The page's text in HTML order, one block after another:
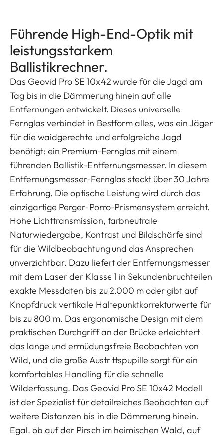
Führende High-End-Optik mit
leistungsstarkem
Ballistikrechner.
Das Geovid Pro SE 10x42 wurde für die Jagd am
Tag bis in die Dämmerung hinein auf alle
Entfernungen entwickelt. Dieses universelle
Fernglas verbindet in Bestform alles, was ein Jäger
für die waidgerechte und erfolgreiche Jagd
benötigt: ein Premium-Fernglas mit einem
führenden Ballistik-Entfernungsmesser. In diesem
Entfernungsmesser-Fernglas steckt über 30 Jahre
Erfahrung. Die optische Leistung wird durch das
einzigartige Perger-Porro-Prismensystem erreicht.
Hohe Lichttransmission, farbneutrale
Naturwiedergabe, Kontrast und Bildschärfe sind
für die Wildbeobachtung und das Ansprechen
unverzichtbar. Dazu liefert der Entfernungsmesser
mit dem Laser der Klasse 1 in Sekundenbruchteilen
exakte Messdaten bis zu 2.000 m oder gibt auf
Knopfdruck vertikale Haltepunktkorrekturwerte für
bis zu 800 m. Das ergonomische Design mit dem
praktischen Durchgriff an der Brücke erleichtert
das lange und ermüdungsfreie Beobachten von
Wild, und die große Austrittspupille sorgt für ein
komfortables Handling für die schnelle
Wilderfassung. Das Geovid Pro SE 10x42 Modell
ist der Spezialist für detailreiches Beobachten auf
weitere Distanzen bis in die Dämmerung hinein.
Egal, ob auf der Pirsch im heimischen Wald, auf